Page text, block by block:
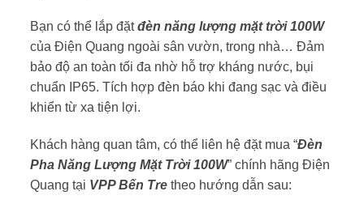
Bạn có thể lắp đặtđèn năng lượng mặt trời 100W
của Điện Quang ngoài sân vườn, trong nhà… Đảm
bảo độ an toàn tối đa nhờ hỗ trợ kháng nước, bụi
chuẩn IP65. Tích hợp đèn báo khi đang sạc và điều
khiển từ xa tiện lợi.
Khách hàng quan tâm, có thể liên hệ đặt mua “Đèn
Pha Năng Lượng Mặt Trời 100W” chính hãng Điện
Quang tại VPP Bến Tretheo hướng dẫn sau: